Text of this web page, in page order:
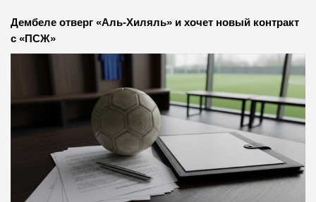
Дембеле отверг «Аль-Хиляль» и хочет новый контракт
с «ПСЖ»